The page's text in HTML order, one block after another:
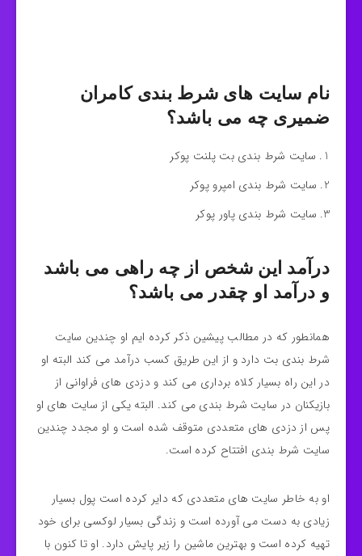
نام سایت های شرط بندی کامران
ضمیری چه می باشد؟
سایت شرط بندی بت پلنت پوکر
سایت شرط بندی امپرو پوکر
سایت شرط بندی پاور پوکر
درآمد این شخص از چه راهی می باشد
و درآمد او چقدر می باشد؟
همانطور که در مطالب پیشین ذکر کرده ایم او چندین سایت
شرط بندی بت دارد و از این طریق کسب درآمد می کند البته او
در این راه بسیار کلاه برداری می کند و دزدی های فراوانی از
بازیکنان در سایت شرط بندی می کند. البته یکی از سایت های او
پس از دزدی های متعددی متوقف شده است و او مجدد چندین
سایت شرط بندی افتتاح کرده است.
او به خاطر سایت های متعددی که دایر کرده است پول بسیار
زیادی به دست می آورده است و زندگی بسیار لوکسی برای خود
تهیه کرده است و بهترین ماشین را زیر پایش دارد. او تا کنون با